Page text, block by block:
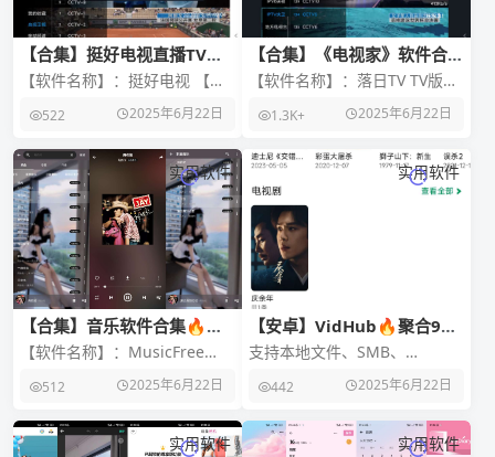
【合集】挺好电视直播TV🔥
Ai智能修图🔥概念画板
【软件名称】：挺好电视 【软
小】：13m 【官方介绍】：全
522 2025年6月22日
【合集】《电视家》软件合集
⚠️电视直播软件合集⚠️TV软
件合集
【软件名称】：落日TV TV版
大小】：16m 【官方介绍】：
1.3K+ 2025年6月22日
实用软件
【合集】音乐软件合集🔥手
机音乐软件🔥两款神器➕一
款播放器
【软件名称】：MusicFree
大小】：28m 【官方介绍】：
512 2025年6月22日
实用软件
【安卓】VidHub🔥聚合9大
网盘☁️免费动漫影视播放器
支持本地文件、SMB、
中国移动云盘、百度网盘、123
442 2025年6月22日
实用软件 实用软件